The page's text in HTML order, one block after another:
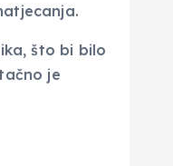
što bi bilo
je